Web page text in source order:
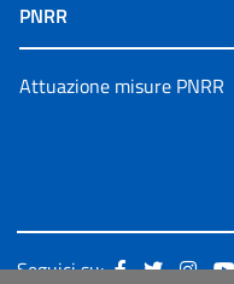
PNRR
Attuazione misure PNRR
Seguici su: